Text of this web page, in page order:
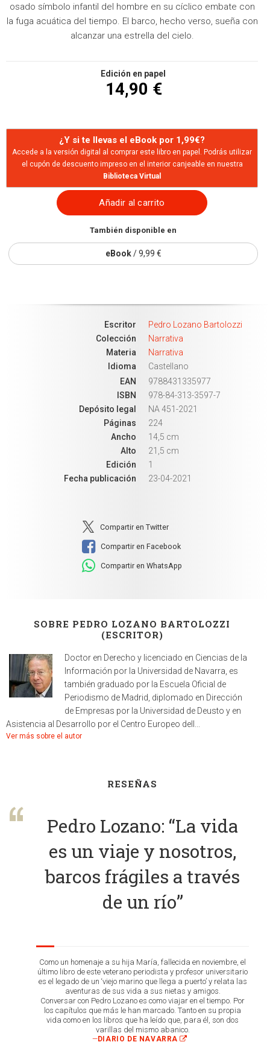
osado símbolo infantil del hombre en su cíclico embate con
la fuga acuática del tiempo. El barco, hecho verso, sueña con
alcanzar una estrella del cielo.
Edición en papel
14,90 €
¿Y si te llevas el eBook por 1,99€?
Accede a la versión digital al comprar este libro en papel. Podrás utilizar
el cupón de descuento impreso en el interior canjeable en nuestra
Biblioteca Virtual
Añadir al carrito
También disponible en
eBook/ 9,99 €
Escritor
Pedro Lozano Bartolozzi
Colección
Narrativa
Materia
Narrativa
Idioma
Castellano
EAN
9788431335977
ISBN
978-84-313-3597-7
Depósito legal
NA 451-2021
Páginas
224
Ancho
14,5 cm
Alto
21,5 cm
Edición
1
Fecha publicación
23-04-2021
Compartir en Twitter
Compartir en Facebook
Compartir en WhatsApp
SOBRE PEDRO LOZANO BARTOLOZZI
(ESCRITOR)
Doctor en Derecho y licenciado en Ciencias de la
Información por la Universidad de Navarra, es
también graduado por la Escuela Oficial de
Periodismo de Madrid, diplomado en Dirección
de Empresas por la Universidad de Deusto y en
Asistencia al Desarrollo por el Centro Europeo dell...
Ver más sobre el autor
RESEÑAS
Pedro Lozano: “La vida
es un viaje y nosotros,
barcos frágiles a través
de un río”
Como un homenaje a su hija María, fallecida en noviembre, el
último libro de este veterano periodista y profesor universitario
es el legado de un ‘viejo marino que llega a puerto’ y relata las
aventuras de sus vida a sus nietas y amigos.
Conversar con Pedro Lozano es como viajar en el tiempo. Por
los capítulos que más le han marcado. Tanto en su propia
vida como en los libros que ha leído que, para él, son dos
varillas del mismo abanico.
—DIARIO DE NAVARRA